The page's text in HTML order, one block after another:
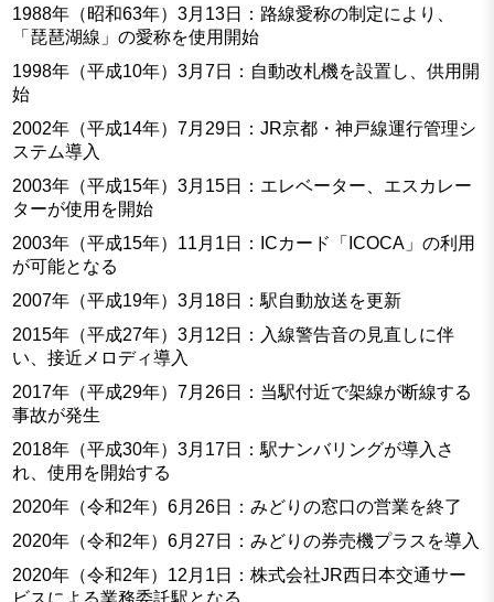
1988年（昭和63年）3月13日：路線愛称の制定により、
「琵琶湖線」の愛称を使用開始
1998年（平成10年）3月7日：自動改札機を設置し、供用開
始
2002年（平成14年）7月29日：JR京都・神戸線運行管理シ
ステム導入
2003年（平成15年）3月15日：エレベーター、エスカレー
ターが使用を開始
2003年（平成15年）11月1日：ICカード「ICOCA」の利用
が可能となる
2007年（平成19年）3月18日：駅自動放送を更新
2015年（平成27年）3月12日：入線警告音の見直しに伴
い、接近メロディ導入
2017年（平成29年）7月26日：当駅付近で架線が断線する
事故が発生
2018年（平成30年）3月17日：駅ナンバリングが導入さ
れ、使用を開始する
2020年（令和2年）6月26日：みどりの窓口の営業を終了
2020年（令和2年）6月27日：みどりの券売機プラスを導入
2020年（令和2年）12月1日：株式会社JR西日本交通サー
ビスによる業務委託駅となる